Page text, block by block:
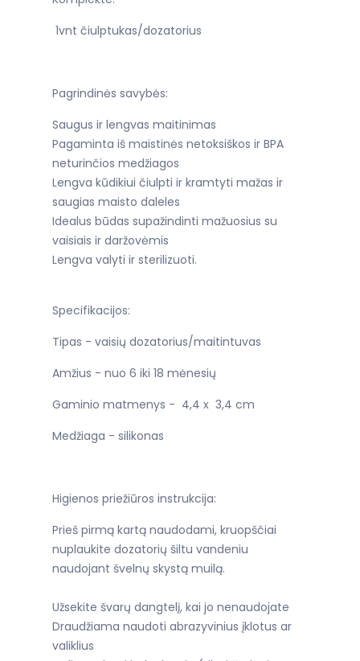
1vnt čiulptukas/dozatorius
Pagrindinės savybės:
Saugus ir lengvas maitinimas
Pagaminta iš maistinės netoksiškos ir BPA
neturinčios medžiagos
Lengva kūdikiui čiulpti ir kramtyti mažas ir
saugias maisto daleles
Idealus būdas supažindinti mažuosius su
vaisiais ir daržovėmis
Lengva valyti ir sterilizuoti.
Specifikacijos:
Tipas - vaisių dozatorius/maitintuvas
Amžius - nuo 6 iki 18 mėnesių
Gaminio matmenys - 4,4 x 3,4 cm
Medžiaga - silikonas
Higienos priežiūros instrukcija:
Prieš pirmą kartą naudodami, kruopščiai
nuplaukite dozatorių šiltu vandeniu
naudojant švelnų skystą muilą.
Užsekite švarų dangtelį, kai jo nenaudojate
Draudžiama naudoti abrazyvinius įklotus ar
valiklius